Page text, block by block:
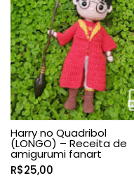
Harry no Quadribol
(LONGO) – Receita de
amigurumi fanart
R$25,00